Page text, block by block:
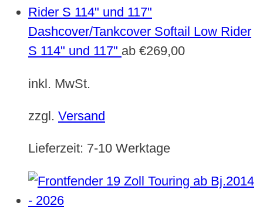
Dashcover/Tankcover Softail Low Rider
S 114" und 117" ab €269,00
inkl. MwSt.
zzgl. Versand
Lieferzeit: 7-10 Werktage